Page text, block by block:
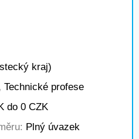
kraj)
profese
do 0 CZK
Plný úvazek